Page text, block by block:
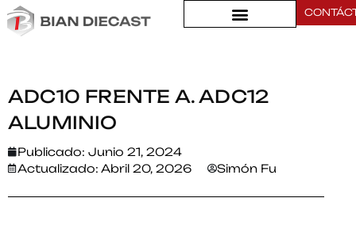
Hogar > ADC10 frente a. ADC12 Aluminio
ADC10 FRENTE A. ADC12
ALUMINIO
Publicado: Junio 21, 2024
Actualizado: Abril 20, 2026
Simón Fu